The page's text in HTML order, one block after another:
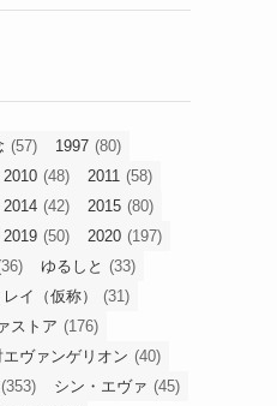
(57) 1997 (80)
2010 (48) 2011 (58)
2014 (42) 2015 (80)
2019 (50) 2020 (197)
ゆるしと (33)
イ（仮称）
(31)
ストア (176)
エヴァンゲリオン (40)
(353) シン・エヴァ (45)